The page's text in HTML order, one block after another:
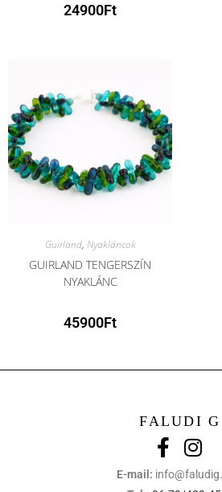
24900Ft
Guirland, Nyakláncok
GUIRLAND TENGERSZÍN
NYAKLÁNC
45900Ft
FALUDI G
E-mail: